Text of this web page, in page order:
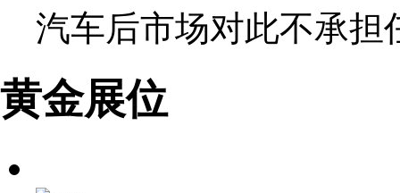
汽车后市场对此不承担
黄金展位